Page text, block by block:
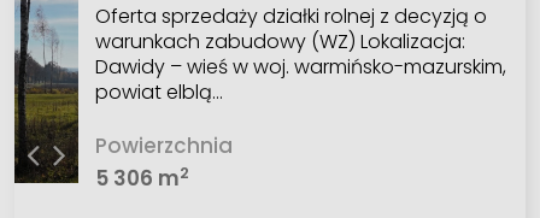
Oferta sprzedaży działki rolnej z decyzją o
warunkach zabudowy (WZ) Lokalizacja:
Dawidy – wieś w woj. warmińsko-mazurskim,
powiat elblą…
Powierzchnia
5 306 m2